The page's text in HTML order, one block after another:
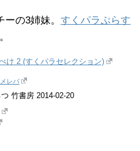
の3姉妹。 すくパラぷらす
。
け 2 (すくパラセレクション)
レバ
竹書房 2014-02-20